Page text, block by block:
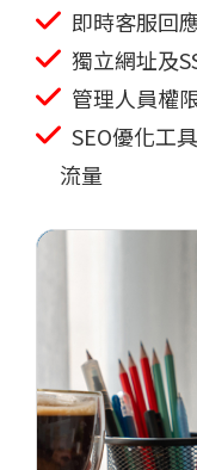
即時客服回
獨立網址及
管理人員權
SEO優化工
流量